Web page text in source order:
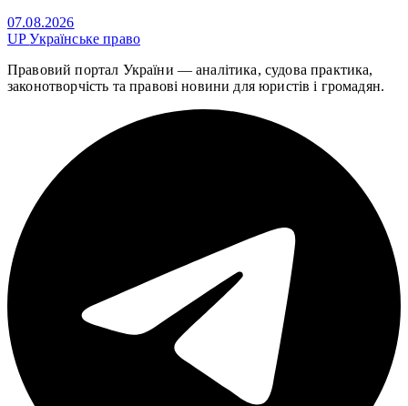
07.08.2026
UPУкраїнське право
Правовий портал України — аналітика, судова практика,
законотворчість та правові новини для юристів і громадян.